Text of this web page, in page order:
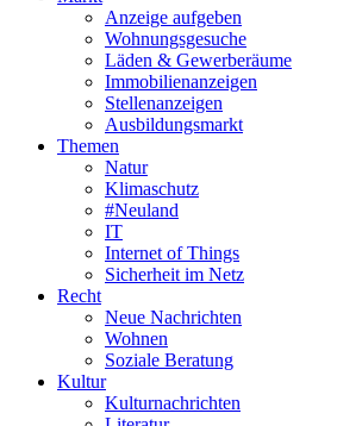
Anzeige aufgeben
Wohnungsgesuche
Läden & Gewerberäume
Immobilienanzeigen
Stellenanzeigen
Ausbildungsmarkt
Themen
Natur
Klimaschutz
#Neuland
IT
Internet of Things
Sicherheit im Netz
Recht
Neue Nachrichten
Wohnen
Soziale Beratung
Kultur
Kulturnachrichten